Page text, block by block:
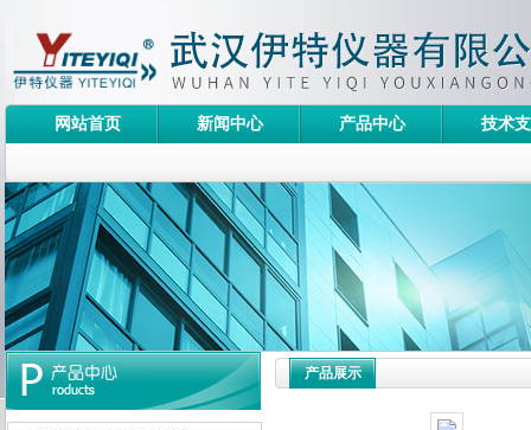
网站首页 新闻中心 产品中心 技术
产品展示